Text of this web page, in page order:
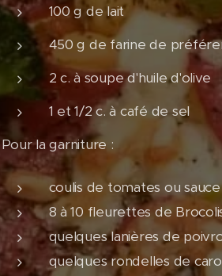
100 g de lait
450 g de farine de
2 c. à soupe d'huile d'olive
1 et 1/2 c. à café de sel
Pour la garniture :
coulis de tomates ou
8 à 10 fleurettes de
quelques lanières de
quelques rondelles de